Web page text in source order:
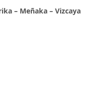
– Meñaka – Vizcaya